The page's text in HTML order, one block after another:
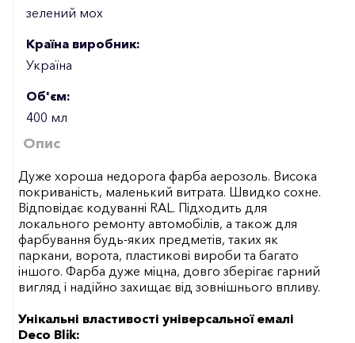
зелений мох
Країна виробник:
Україна
Об'єм:
400 мл
Опис
Дуже хороша недорога фарба аерозоль. Висока
покриваність, маленький витрата. Швидко сохне.
Відповідає кодуванні RAL. Підходить для
локального ремонту автомобілів, а також для
фарбування будь-яких предметів, таких як
паркани, ворота, пластикові вироби та багато
іншого. Фарба дуже міцна, довго зберігає гарний
вигляд і надійно захищає від зовнішнього впливу.
Унікальні властивості універсальної емалі
Deco Blik: